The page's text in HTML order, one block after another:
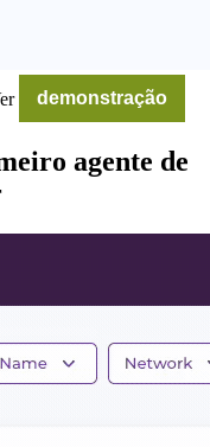
demonstração
agente de